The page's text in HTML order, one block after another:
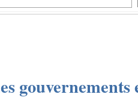
gouvernements